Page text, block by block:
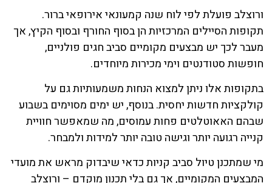
ורוצלב פועלת לפי לוח שנה קמעונאי אירופאי ברור.
תקופות הסיילים המרכזיות הן בסוף החורף ובסוף הקיץ, אך
מעבר לכך יש מבצעים מקומיים סביב חגים פולניים,
חופשות סטודנטים וימי מכירות מיוחדים.
בתקופות אלו ניתן למצוא הנחות משמעותיות גם על
קולקציות חדשות יחסית. בנוסף, יש ימים מסוימים בשבוע
שבהם האאוטלטים פחות עמוסים, מה שמאפשר חוויית
קנייה רגועה יותר וגישה טובה יותר למידות ולמבחר.
מי שמתכנן טיול סביב קניות כדאי שיבדוק מראש את מועדי
המבצעים המקומיים, אך גם בלי תכנון מוקדם – ורוצלב